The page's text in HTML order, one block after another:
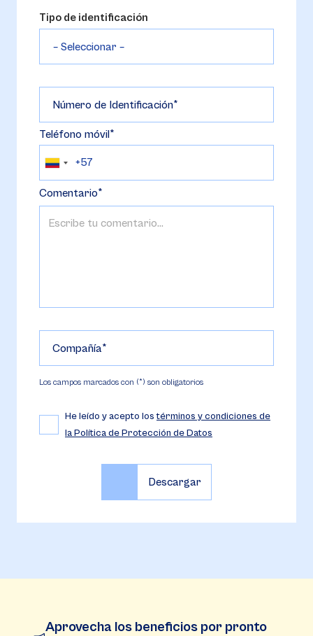
Tipo de identificación
Número de Identificación
Teléfono móvil
Comentario
Compañía
Los campos marcados con (*) son obligatorios
He leído y acepto lostérminos y condiciones de
la Política de Protección de Datos
Aprovecha los beneficios por pronto